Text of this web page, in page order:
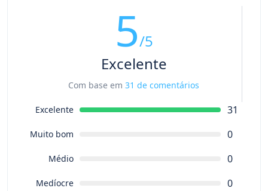
5/5
Excelente
Com base em 31 de comentários
Excelente 31
Muito bom 0
Médio 0
Medíocre 0